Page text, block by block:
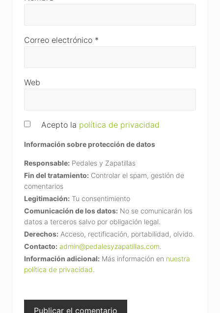
Correo electrónico *
Web
Acepto la política de privacidad
Información sobre protección de datos
Responsable: Pedales y Zapatillas
Fin del tratamiento: Controlar el spam, gestión de
comentarios
Legitimación: Tu consentimiento
Comunicación de los datos: No se comunicarán los
datos a terceros salvo por obligación legal.
Derechos: Acceso, rectificación, portabilidad, olvido.
Contacto: admin@pedalesyzapatillas.com.
Información adicional: Más información en nuestra
política de privacidad.